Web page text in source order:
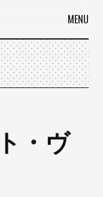
MENU
・ヴ